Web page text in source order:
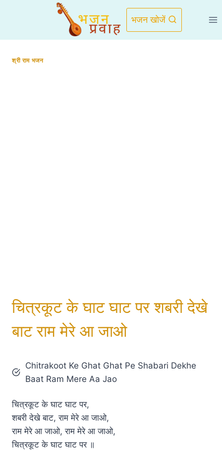
भजन खोजें
श्री राम भजन
चित्रकूट के घाट घाट पर शबरी देखे
बाट राम मेरे आ जाओ
Chitrakoot Ke Ghat Ghat Pe Shabari Dekhe
Baat Ram Mere Aa Jao
चित्रकूट के घाट घाट पर,
शबरी देखे बाट, राम मेरे आ जाओ,
राम मेरे आ जाओ, राम मेरे आ जाओ,
चित्रकूट के घाट घाट पर ॥